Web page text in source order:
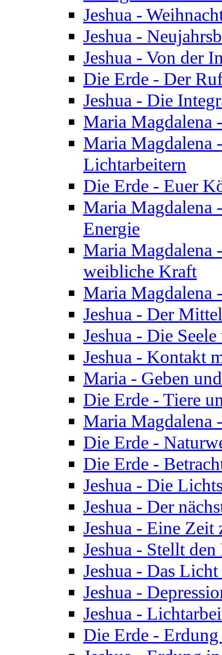
Jeshua -
Jeshua -
Jeshua - Von der
Die Erde - Der
Jeshua - Die
Maria Magdalena
Maria Magdalena
Lichtarbeitern
Die Erde - Euer
Maria Magdalena
Energie
Maria Magdalena
weibliche Kraft
Maria Magdalena
Jeshua - Der
Jeshua - Die
Jeshua - Kontakt
Maria - Geben
Die Erde - Tiere
Maria Magdalena
Die Erde -
Die Erde -
Jeshua - Die
Jeshua - Der
Jeshua - Eine Zeit
Jeshua - Stellt
Jeshua - Das
Jeshua -
Jeshua -
Die Erde -